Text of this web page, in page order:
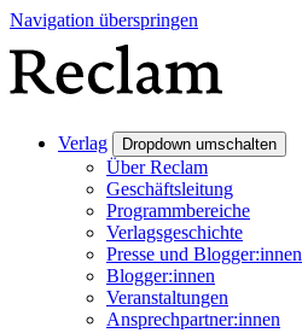
Navigation überspringen
Verlag Dropdown umschalten
Über Reclam
Geschäftsleitung
Programmbereiche
Verlagsgeschichte
Presse und Blogger:innen
Blogger:innen
Veranstaltungen
Ansprechpartner:innen